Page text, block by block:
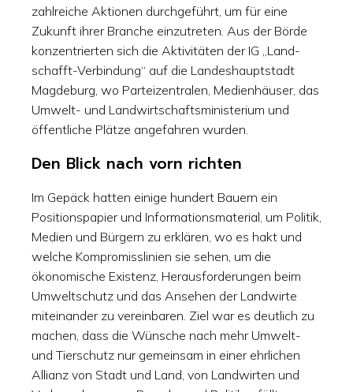
zahlreiche Aktionen durchgeführt, um für eine
Zukunft ihrer Branche einzutreten. Aus der Börde
konzentrierten sich die Aktivitäten der IG „Land-
schafft-Verbindung“ auf die Landeshauptstadt
Magdeburg, wo Parteizentralen, Medienhäuser, das
Umwelt- und Landwirtschaftsministerium und
öffentliche Plätze angefahren wurden.
Den Blick nach vorn richten
Im Gepäck hatten einige hundert Bauern ein
Positionspapier und Informationsmaterial, um Politik,
Medien und Bürgern zu erklären, wo es hakt und
welche Kompromisslinien sie sehen, um die
ökonomische Existenz, Herausforderungen beim
Umweltschutz und das Ansehen der Landwirte
miteinander zu vereinbaren. Ziel war es deutlich zu
machen, dass die Wünsche nach mehr Umwelt-
und Tierschutz nur gemeinsam in einer ehrlichen
Allianz von Stadt und Land, von Landwirten und